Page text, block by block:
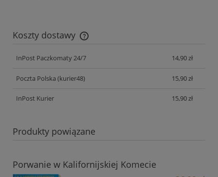
Koszty dostawy
Cena nie zawiera ewentualnych kosztów płatności
InPost Paczkomaty 24/7
14,90 zł
Poczta Polska (kurier48) 15,90 zł
InPost Kurier 15,90 zł
Produkty powiązane
Porwanie w Kalifornijskiej Komecie